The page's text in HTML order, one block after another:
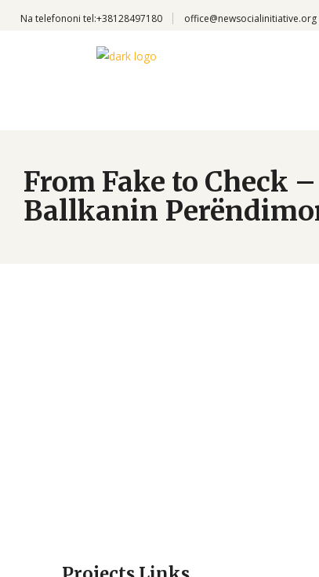
Na telefononi tel:+38128497180 office@newsocialinitiative.org
From Fake to Check
Ballkanin